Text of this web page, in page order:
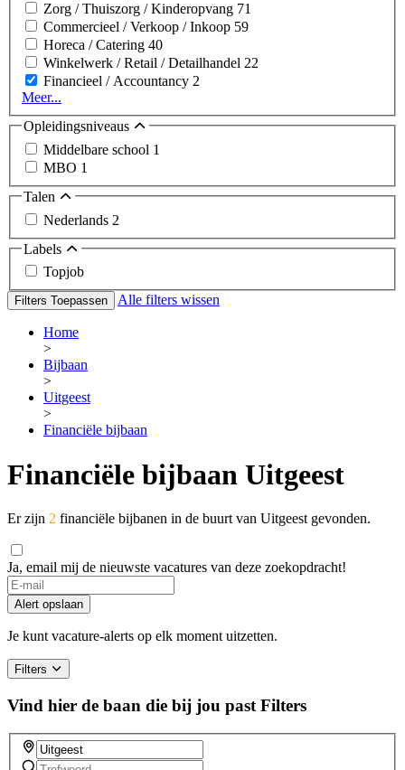
Zorg / Thuiszorg / Kinderopvang 71
Commercieel / Verkoop / Inkoop 59
Horeca / Catering 40
Winkelwerk / Retail / Detailhandel 22
Financieel / Accountancy 2
Meer...
Opleidingsniveaus
Middelbare school 1
MBO 1
Talen
Nederlands 2
Labels
Topjob
Filters Toepassen Alle filters wissen
Home
>
Bijbaan
>
Uitgeest
>
Financiële bijbaan
Financiële bijbaan Uitgeest
Er zijn 2 financiële bijbanen in de buurt van Uitgeest gevonden.
Ja, email mij de nieuwste vacatures van deze zoekopdracht!
If
you
are
a
ignore
this
field
Alert opslaan
Je kunt vacature-alerts op elk moment uitzetten.
Filters
Vind hier de baan die bij jou past Filters